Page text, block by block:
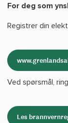
For deg som
Registrer din
Ved spørsmål,
Les